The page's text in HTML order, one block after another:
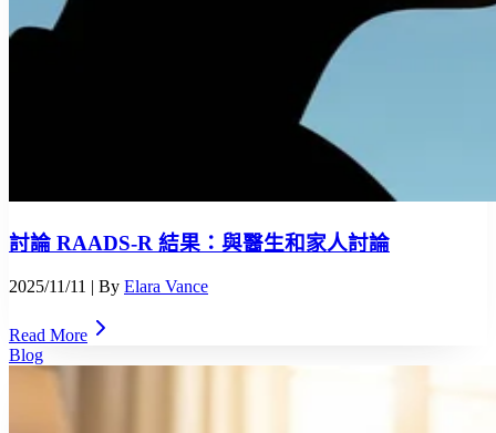
討論 RAADS-R 結果：與醫生和家人討論
2025/11/11 | By Elara Vance
Read More
Blog